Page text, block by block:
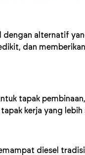
alternatif
dan
tapak
kerja yang
diesel